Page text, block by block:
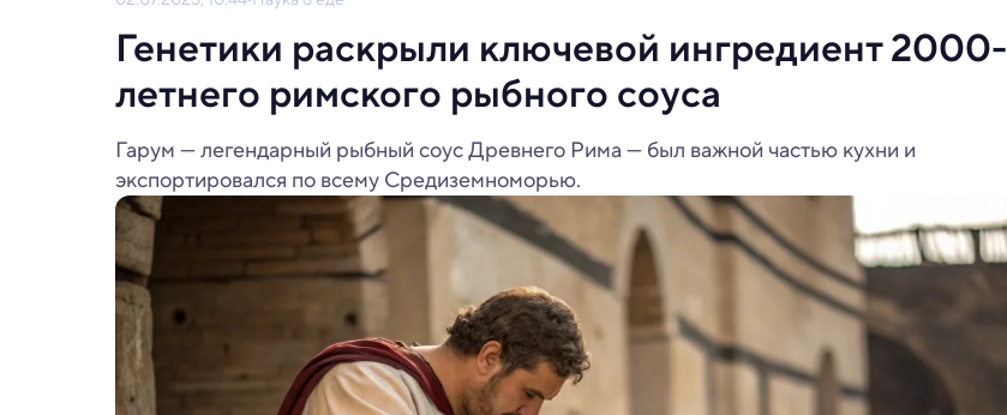
Генетики раскрыли ключевой ингредиент 2000-
летнего римского рыбного соуса
Гарум — легендарный рыбный соус Древнего Рима — был важной частью кухни и
экспортировался по всему Средиземноморью.